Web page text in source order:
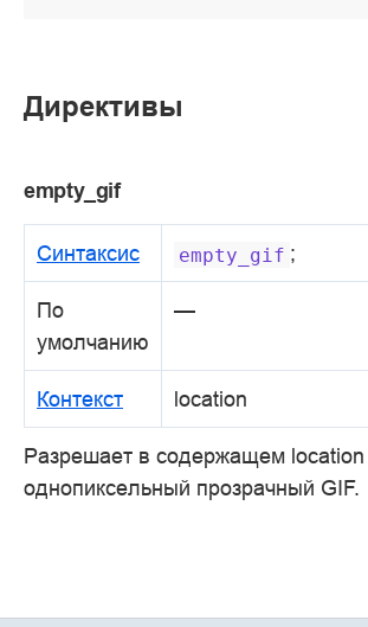
Директивы
empty_gif
Синтаксис empty_gif ;
По
умолчанию
—
Контекст location
Разрешает в содержащем
однопиксельный прозрачный GIF.